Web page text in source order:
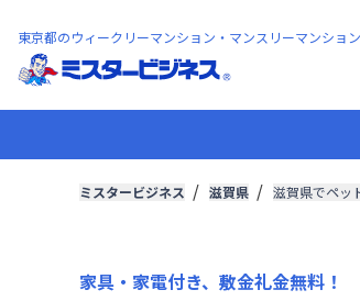
東京都のウィークリーマンション・マンスリーマンショ
ミスタービジネス 滋賀県 滋賀県でペッ
家具・家電付き、敷金礼金無料！